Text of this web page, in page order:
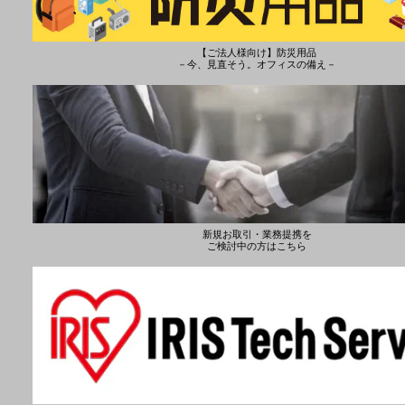
【ご法人様向け】防災用品
－今、見直そう。オフィスの備え－
新規お取引・業務提携を
ご検討中の方はこちら